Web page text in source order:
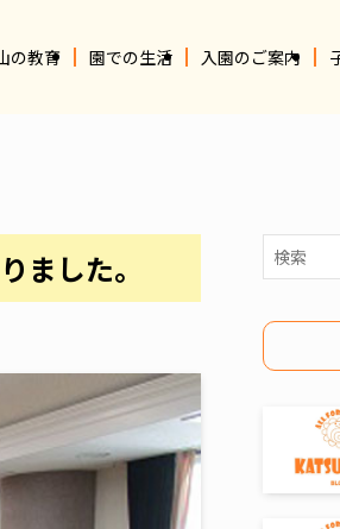
の教育 園での生活 入園のご案内
ました。